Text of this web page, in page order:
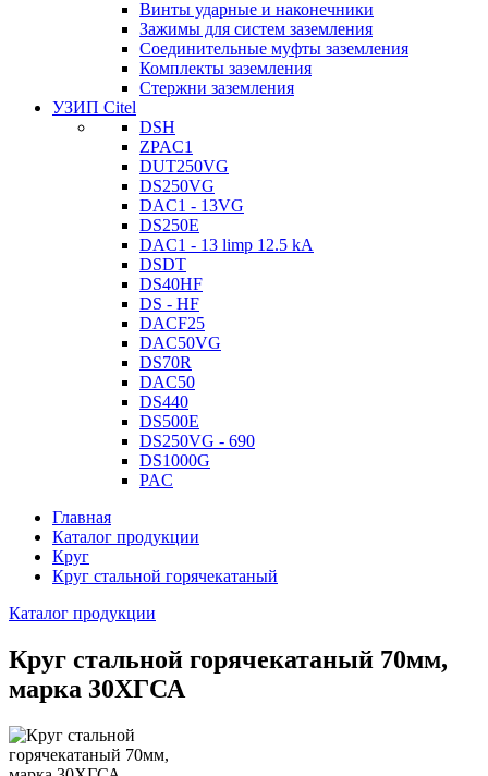
Винты ударные и наконечники
Зажимы для систем заземления
Соединительные муфты заземления
Комплекты заземления
Стержни заземления
УЗИП Citel
DSH
ZPAC1
DUT250VG
DS250VG
DAC1 - 13VG
DS250E
DAC1 - 13 limp 12.5 kA
DSDT
DS40HF
DS - HF
DACF25
DAC50VG
DS70R
DAC50
DS440
DS500E
DS250VG - 690
DS1000G
PAC
Главная
Каталог продукции
Круг
Круг стальной горячекатаный
Каталог продукции
Круг стальной горячекатаный 70мм,
марка 30ХГСА